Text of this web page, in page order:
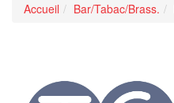
Accueil Bar/Tabac/Brass.